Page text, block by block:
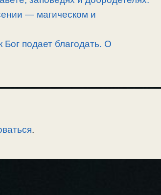
— магическом и
подает благодать. О
.